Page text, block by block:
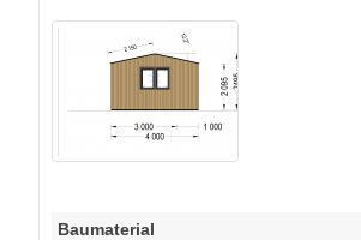
Baumaterial